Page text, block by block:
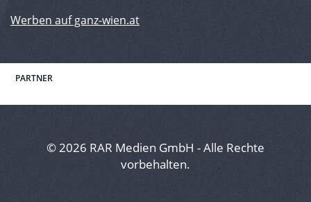
Werben auf ganz-wien.at
PARTNER
© 2026 RAR Medien GmbH - Alle Rechte
vorbehalten.